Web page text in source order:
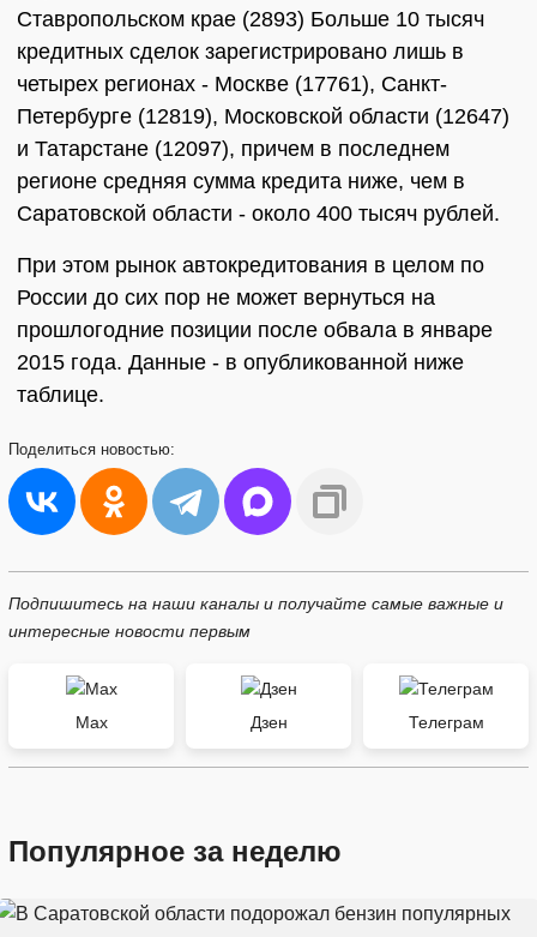
Ставропольском крае (2893) Больше 10 тысяч
кредитных сделок зарегистрировано лишь в
четырех регионах - Москве (17761), Санкт-
Петербурге (12819), Московской области (12647)
и Татарстане (12097), причем в последнем
регионе средняя сумма кредита ниже, чем в
Саратовской области - около 400 тысяч рублей.
При этом рынок автокредитования в целом по
России до сих пор не может вернуться на
прошлогодние позиции после обвала в январе
2015 года. Данные - в опубликованной ниже
таблице.
Поделиться новостью:
Подпишитесь на наши каналы и получайте самые важные и
интересные новости первым
Max Дзен Телеграм
Популярное за неделю